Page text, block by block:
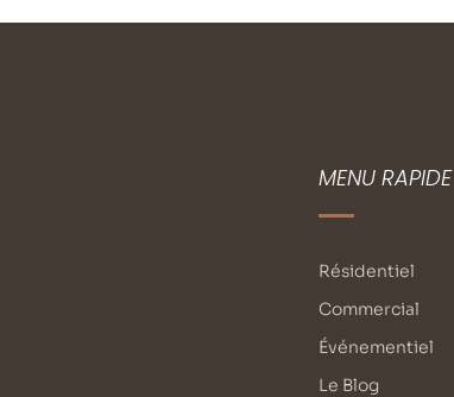
MENU RAPIDE
Résidentiel
Commercial
Événementiel
Le Blog